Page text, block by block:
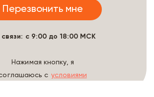
связи: с 9:00 до 18:00 МСК
Нажимая кнопку, я
с условиями